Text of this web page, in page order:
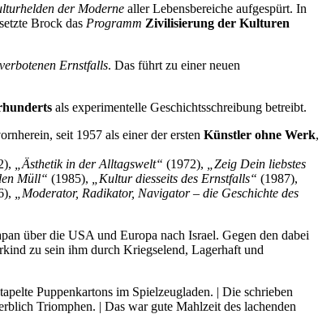
der Moderne aller Lebensbereiche aufgespürt. In
Brock das Programm Zivilisierung der Kulturen
verbotenen Ernstfalls. Das führt zu einer neuen
als experimentelle Geschichtsschreibung betreibt.
seit 1957 als einer der ersten Künstler ohne Werk,
„Ästhetik in der Alltagswelt“ (1972),
„Zeig Dein liebstes
Müll“ (1985), „Kultur diesseits des Ernstfalls“ (1987),
„Moderator, Radikator, Navigator – die Geschichte des
über die USA und Europa nach Israel. Gegen den dabei
zu sein ihm durch Kriegselend, Lagerhaft und
Puppenkartons im Spielzeugladen. | Die schrieben
Triomphen. | Das war gute Mahlzeit des lachenden